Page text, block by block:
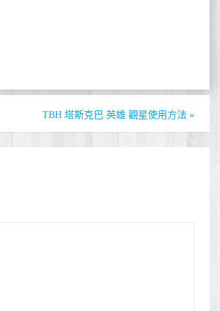
TBH 塔斯克巴 英雄 觀星使用方法 »